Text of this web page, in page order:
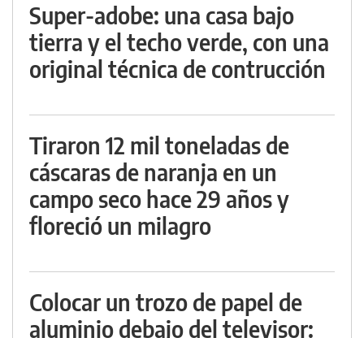
Super-adobe: una casa bajo
tierra y el techo verde, con una
original técnica de contrucción
Tiraron 12 mil toneladas de
cáscaras de naranja en un
campo seco hace 29 años y
floreció un milagro
Colocar un trozo de papel de
aluminio debajo del televisor: